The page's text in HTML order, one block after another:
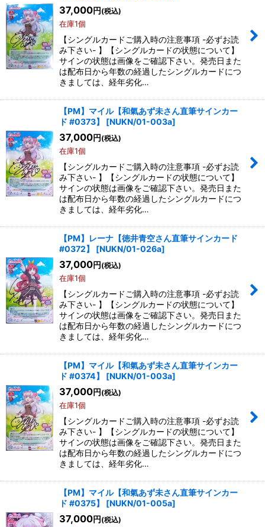
37,000円 (税込)
在庫1個
【シングルカードご購入時の注意事項 -必ずお読
み下さい- 】【シングルカードの状態について】
サインの状態は画像をご確認下さい。発売日また
は配布日から年数の経過したシングルカードにつ
きましては、経年劣化…
【PM】マイル【和氣あず未さん直筆サインカー
ド #0373】
[NUKN/01-003a]
37,000円 (税込)
在庫1個
【シングルカードご購入時の注意事項 -必ずお読
み下さい- 】【シングルカードの状態について】
サインの状態は画像をご確認下さい。発売日また
は配布日から年数の経過したシングルカードにつ
きましては、経年劣化…
【PM】レーナ【徳井青空さん直筆サインカード
#0372】
[NUKN/01-026a]
37,000円 (税込)
在庫1個
【シングルカードご購入時の注意事項 -必ずお読
み下さい- 】【シングルカードの状態について】
サインの状態は画像をご確認下さい。発売日また
は配布日から年数の経過したシングルカードにつ
きましては、経年劣化…
【PM】マイル【和氣あず未さん直筆サインカー
ド #0374】
[NUKN/01-003a]
37,000円 (税込)
在庫1個
【シングルカードご購入時の注意事項 -必ずお読
み下さい- 】【シングルカードの状態について】
サインの状態は画像をご確認下さい。発売日また
は配布日から年数の経過したシングルカードにつ
きましては、経年劣化…
【PM】マイル【和氣あず未さん直筆サインカー
ド #0375】
[NUKN/01-005a]
37,000円 (税込)